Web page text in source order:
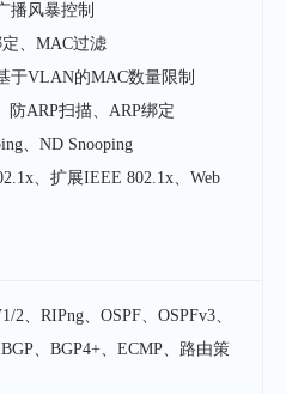
播风暴控制
、MAC过滤
于VLAN的MAC数量限制
防ARP扫描、ARP绑定
、ND Snooping
、扩展IEEE 802.1x、Web
2、RIPng、OSPF、OSPFv3、
、BGP4+、ECMP、路由策